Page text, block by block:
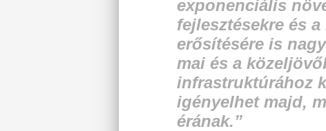
exponenciális
fejlesztésekre és a
erősítésére is
mai és a
infrastruktúrához
igényelhet majd,
érának.”